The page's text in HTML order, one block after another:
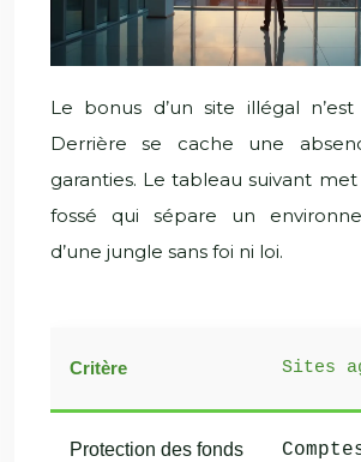
Le bonus d’un site illégal n’est
Derrière se cache une
garanties. Le tableau suivant
fossé qui sépare un
d’une jungle sans foi ni loi.
Critère Sites
Protection des fonds